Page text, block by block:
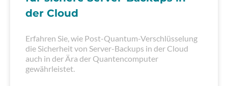
der Cloud
Erfahren Sie, wie Post-Quantum-Verschlüsselung
die Sicherheit von Server-Backups in der Cloud
auch in der Ära der Quantencomputer
gewährleistet.